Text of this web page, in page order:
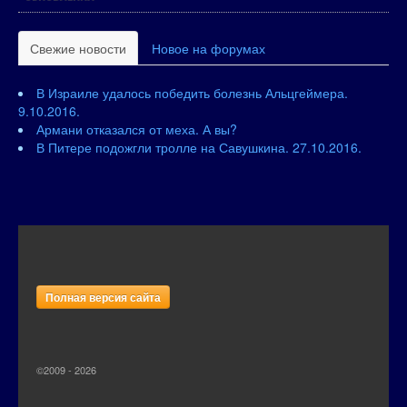
Свежие новости Новое на форумах
В Израиле удалось победить болезнь Альцгеймера.
9.10.2016.
Армани отказался от меха. А вы?
В Питере подожгли тролле на Савушкина. 27.10.2016.
Полная версия сайта
©2009 - 2026